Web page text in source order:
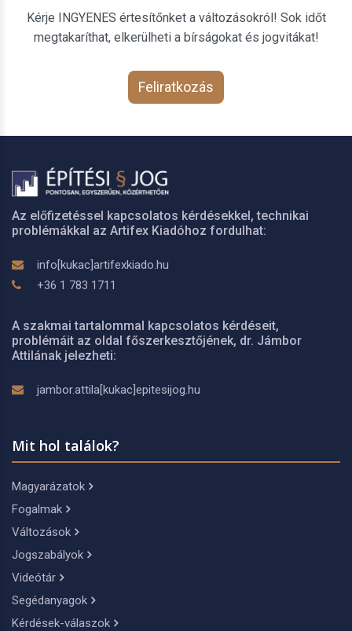
Kérje INGYENES értesítőnket a változásokról! Sok időt
megtakaríthat, elkerülheti a bírságokat és jogvitákat!
Feliratkozás
Az előfizetéssel kapcsolatos kérdésekkel, technikai
problémákkal az Artifex Kiadóhoz fordulhat:
info[kukac]artifexkiado.hu
+36 1 783 1711
A szakmai tartalommal kapcsolatos kérdéseit,
problémáit az oldal főszerkesztőjének, dr. Jámbor
Attilának jelezheti:
jambor.attila[kukac]epitesijog.hu
Mit hol találok?
Magyarázatok
Fogalmak
Változások
Jogszabályok
Videótár
Segédanyagok
Kérdések-válaszok